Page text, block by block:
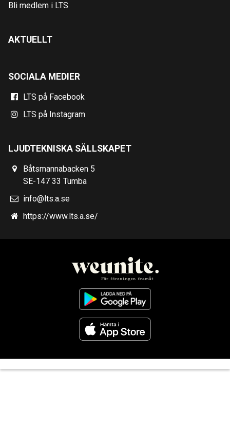
Bli medlem i LTS
AKTUELLT
SOCIALA MEDIER
LTS på Facebook
LTS på Instagram
LJUDTEKNISKA SÄLLSKAPET
Båtsmannabacken 5
SE-147 33 Tumba
info@lts.a.se
https://www.lts.a.se/